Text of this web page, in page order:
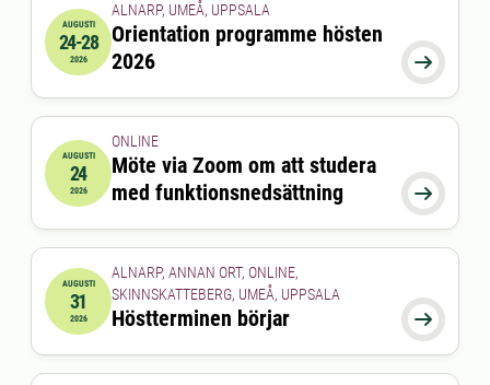
2026-08-24 00:00:00
AUGUSTI
24-28
2026 
ALNARP, UMEÅ, UPPSALA
Orientation programme hösten
2026
2026-08-24 15:00:00till2026-08-24 16:00:00
AUGUSTI
24
2026 
ONLINE
Möte via Zoom om att studera
med funktionsnedsättning
2026-08-31 00:00:00
AUGUSTI
31
2026 
ALNARP, ANNAN ORT, ONLINE,
SKINNSKATTEBERG, UMEÅ, UPPSALA
Höstterminen börjar